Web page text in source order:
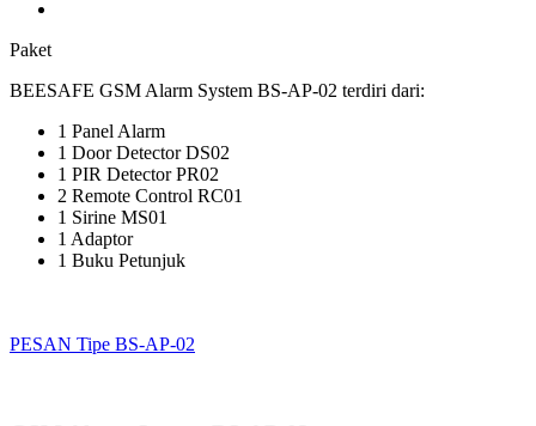
Paket
BEESAFE GSM Alarm System BS-AP-02 terdiri dari:
1 Panel Alarm
1 Door Detector DS02
1 PIR Detector PR02
2 Remote Control RC01
1 Sirine MS01
1 Adaptor
1 Buku Petunjuk
PESAN Tipe BS-AP-02